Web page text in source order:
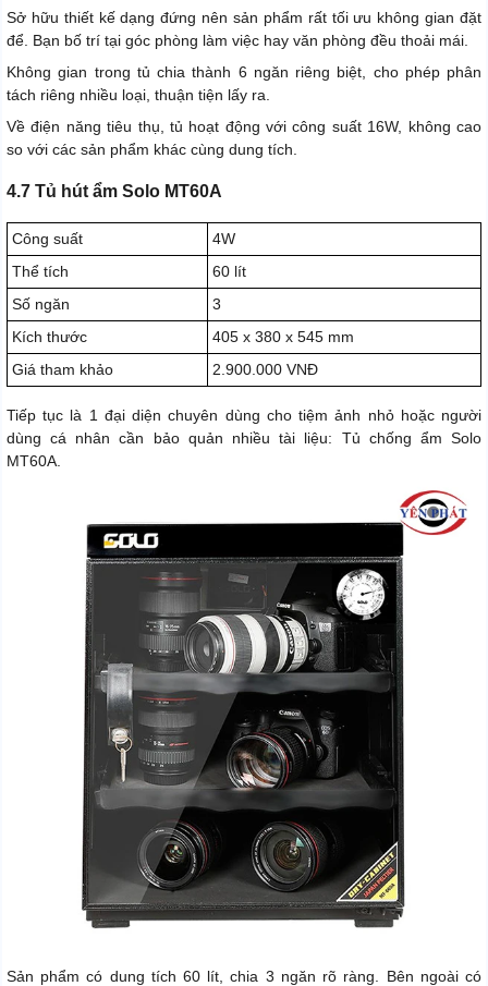
Sở hữu thiết kế dạng đứng nên sản phẩm rất tối ưu không gian đặt
để. Bạn bố trí tại góc phòng làm việc hay văn phòng đều thoải mái.
Không gian trong tủ chia thành 6 ngăn riêng biệt, cho phép phân
tách riêng nhiều loại, thuận tiện lấy ra.
Về điện năng tiêu thụ, tủ hoạt động với công suất 16W, không cao
so với các sản phẩm khác cùng dung tích.
4.7 Tủ hút ẩm Solo MT60A
Công suất
4W
Thể tích
60 lít
Số ngăn
3
Kích thước
405 x 380 x 545 mm
Giá tham khảo
2.900.000 VNĐ
Tiếp tục là 1 đại diện chuyên dùng cho tiệm ảnh nhỏ hoặc người
dùng cá nhân cần bảo quản nhiều tài liệu: Tủ chống ẩm Solo
MT60A.
Sản phẩm có dung tích 60 lít, chia 3 ngăn rõ ràng. Bên ngoài có